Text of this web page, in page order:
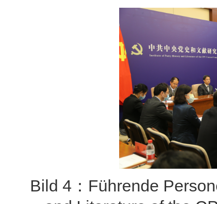
Bild 4：Führende